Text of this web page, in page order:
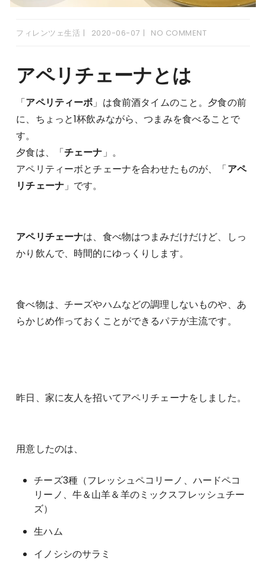
フィレンツェ生活 2020-06-07 NO COMMENT
アペリチェーナとは
「アペリティーボ」は食前酒タイムのこと。夕食の前
に、ちょっと1杯飲みながら、つまみを食べることで
す。
夕食は、「チェーナ」。
アペリティーボとチェーナを合わせたものが、「アペ
リチェーナ」です。
アペリチェーナは、食べ物はつまみだけだけど、しっ
かり飲んで、時間的にゆっくりします。
食べ物は、チーズやハムなどの調理しないものや、あ
らかじめ作っておくことができるパテが主流です。
昨日、家に友人を招いてアペリチェーナをしました。
用意したのは、
チーズ3種（フレッシュペコリーノ、ハードペコ
リーノ、牛＆山羊＆羊のミックスフレッシュチー
ズ）
生ハム
イノシシのサラミ